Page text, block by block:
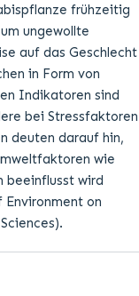
frühzeitig
ungewollte
auf das Geschlecht
in Form von
Indikatoren sind
bei Stressfaktoren
deuten darauf hin,
wie
beeinflusst wird
Environment on